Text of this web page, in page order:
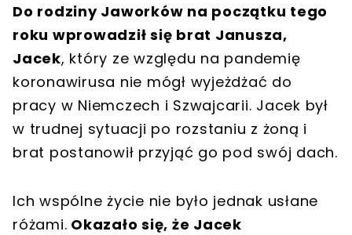
Do rodziny Jaworków na początku tego
roku wprowadził się brat Janusza,
Jacek, który ze względu na pandemię
koronawirusa nie mógł wyjeżdżać do
pracy w Niemczech i Szwajcarii. Jacek był
w trudnej sytuacji po rozstaniu z żoną i
brat postanowił przyjąć go pod swój dach.
Ich wspólne życie nie było jednak usłane
różami. Okazało się, że Jacek